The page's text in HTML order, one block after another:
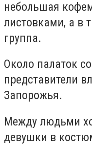
небольшая
листовками, а в
группа.
Около палаток
представители
Запорожья.
Между людьми
девушки в